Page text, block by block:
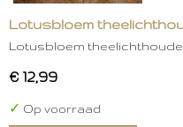
Lotusbloem
Lotusbloem
€ 12,99
✓ Op voorraad